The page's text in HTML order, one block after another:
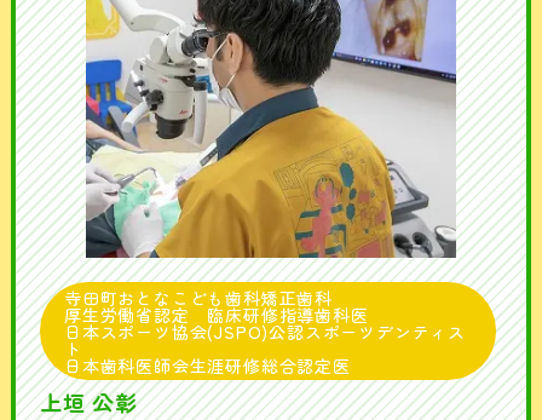
寺田町おとなこども歯科矯正歯科
厚生労働省認定 臨床研修指導歯科医
日本スポーツ協会(JSPO)公認スポーツデンティス
ト
日本歯科医師会生涯研修総合認定医
上垣 公彰